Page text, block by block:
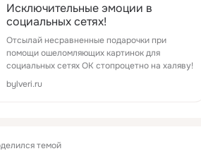
Исключительные эмоции в
социальных сетях!
Отсылай несравненные подарочки при
помощи ошеломляющих картинок для
социальных сетях ОК стопроцетно на халяву!
bylveri.ru
темой